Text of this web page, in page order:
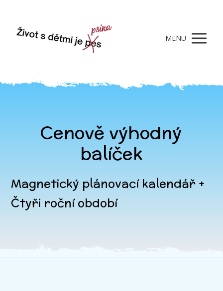
MENU
Cenově výhodný
balíček
Magnetický plánovací kalendář +
Čtyři roční období